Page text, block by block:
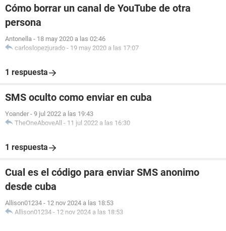
Cómo borrar un canal de YouTube de otra
persona
Antonella - 18 may 2020 a las 02:46
carloslopezjurado - 19 may 2020 a las 17:07
1 respuesta
SMS oculto como enviar en cuba
Yoander - 9 jul 2022 a las 19:43
TheOneAboveAll - 11 jul 2022 a las 16:30
1 respuesta
Cual es el código para enviar SMS anonimo
desde cuba
Allison01234 - 12 nov 2024 a las 18:53
Allison01234 - 12 nov 2024 a las 18:53